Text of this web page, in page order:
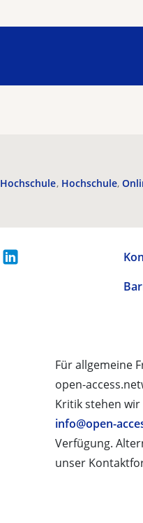
Hochschule Hochschule
Für allgemeine
open-
Kritik stehen
info@open-
Verfügung.
unser